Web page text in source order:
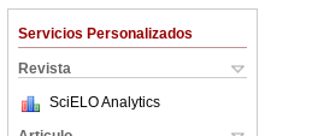
Servicios Personalizados
Revista
SciELO Analytics